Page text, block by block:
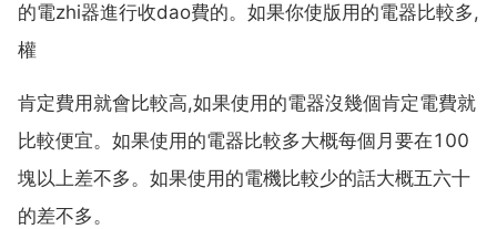
的電zhi器進行收dao費的。如果你使版用的電器比較多,
權
肯定費用就會比較高,如果使用的電器沒幾個肯定電費就
比較便宜。如果使用的電器比較多大概每個月要在100
塊以上差不多。如果使用的電機比較少的話大概五六十
的差不多。